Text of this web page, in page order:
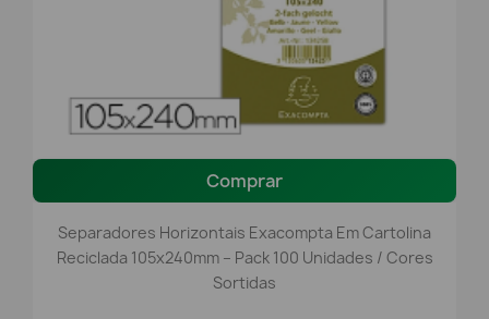
Comprar
Separadores Horizontais Exacompta Em Cartolina
Reciclada 105x240mm – Pack 100 Unidades / Cores
Sortidas